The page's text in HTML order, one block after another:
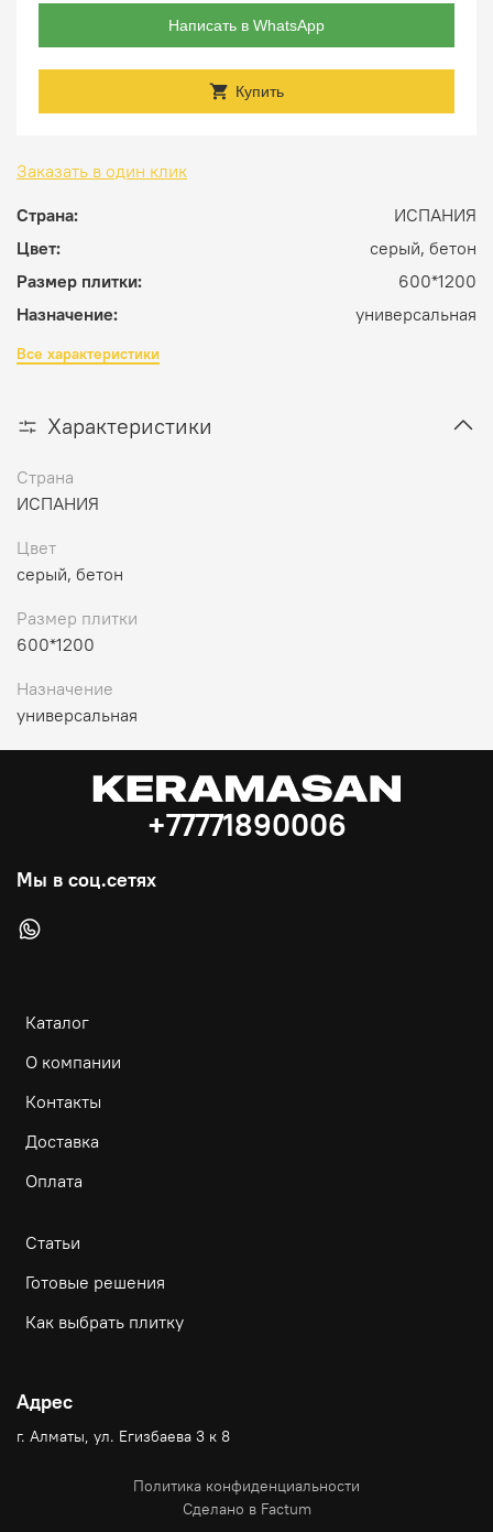
Написать в WhatsApp
Купить
Заказать в один клик
Страна:
ИСПАНИЯ
Цвет:
серый, бетон
Размер плитки:
600*1200
Назначение:
универсальная
Все характеристики
Характеристики
Страна
ИСПАНИЯ
Цвет
серый, бетон
Размер плитки
600*1200
Назначение
универсальная
+77771890006
Мы в соц.сетях
Каталог
О компании
Контакты
Доставка
Оплата
Статьи
Готовые решения
Как выбрать плитку
Адрес
г. Алматы, ул. Егизбаева 3 к 8
Политика конфиденциальности
Сделано в Factum